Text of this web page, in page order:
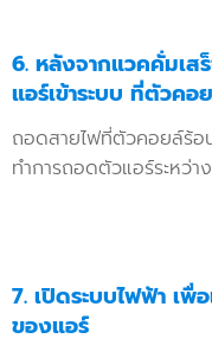
6. หลังจากแวคคั่มเส
แอร์เข้าระบบ ที่ตัวคอ
ถอดสายไฟที่ตัวคอยล์ร้อ
ทำการถอดตัวแอร์ระหว่
7. เปิดระบบไฟฟ้า เพื่
ของแอร์